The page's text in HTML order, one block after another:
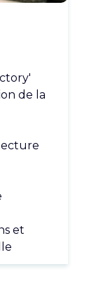
'
de la
et